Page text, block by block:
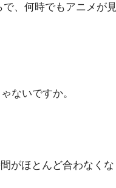
、何時でもアニメが
ないですか。
がほとんど合わなくな